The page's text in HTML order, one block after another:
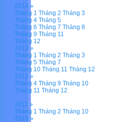
2014 »
Tháng 1 Tháng 2 Tháng 3
Tháng 4 Tháng 5
Tháng 6 Tháng 7 Tháng 8
Tháng 9 Tháng 11
Tháng 12
2013 »
Tháng 1 Tháng 2 Tháng 3
Tháng 5 Tháng 7
Tháng 10 Tháng 11 Tháng 12
2012 »
Tháng 4 Tháng 9 Tháng 10
Tháng 11 Tháng 12
2011 »
Tháng 1 Tháng 2 Tháng 10
2010 »